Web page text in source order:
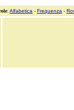
: Alfabetica - Frequenza -